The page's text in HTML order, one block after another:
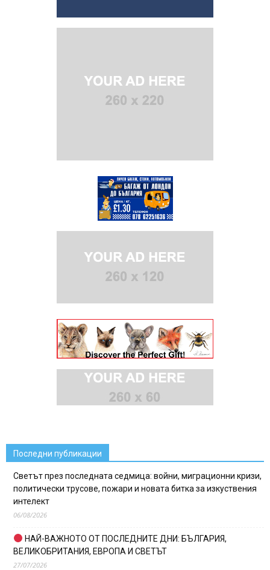
Последни публикации
Светът през последната седмица: войни, миграционни кризи,
политически трусове, пожари и новата битка за изкуствения
интелект
06/08/2026
НАЙ-ВАЖНОТО ОТ ПОСЛЕДНИТЕ ДНИ: БЪЛГАРИЯ,
ВЕЛИКОБРИТАНИЯ, ЕВРОПА И СВЕТЪТ
27/07/2026